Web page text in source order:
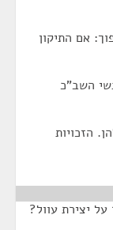
אם התיקון
השב"כ
הזכויות
יצירת עוול?